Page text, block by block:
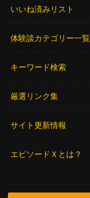
いいね済みリスト
体験談カテゴリー一覧
キーワード検索
厳選リンク集
サイト更新情報
エピソードＸとは？